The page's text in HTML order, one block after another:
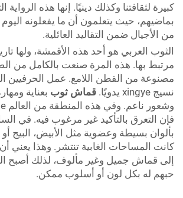
كبيرة لثقافتنا وكذلك دينيًا. إنها هذه
بماضيهم، حيث يتعلمون أن ما يفعلونه
من الأجيال ضمن التقاليد العائلية.
الثوب العربي هو أحد هذه الأقمشة، ولها
مرتبط بها. هذه المرة صنعت بالكامل من
مصنوعة من القطن اللامع. عمل الحرفيين
نسيج xingye يدويًا.
قماش ثوب بعناية
فإن التعرق بالتأكيد غير مرغوب فيه. في
بألوان بسيطة وعضوية مثل الأبيض، البيج أو
كانت المساحات الغابية تنتشر. وهذا يعني
إلى قماش جميل وغير مألوف، لذلك أصبح
حبهم له بكل لون أو أسلوب ممكن.